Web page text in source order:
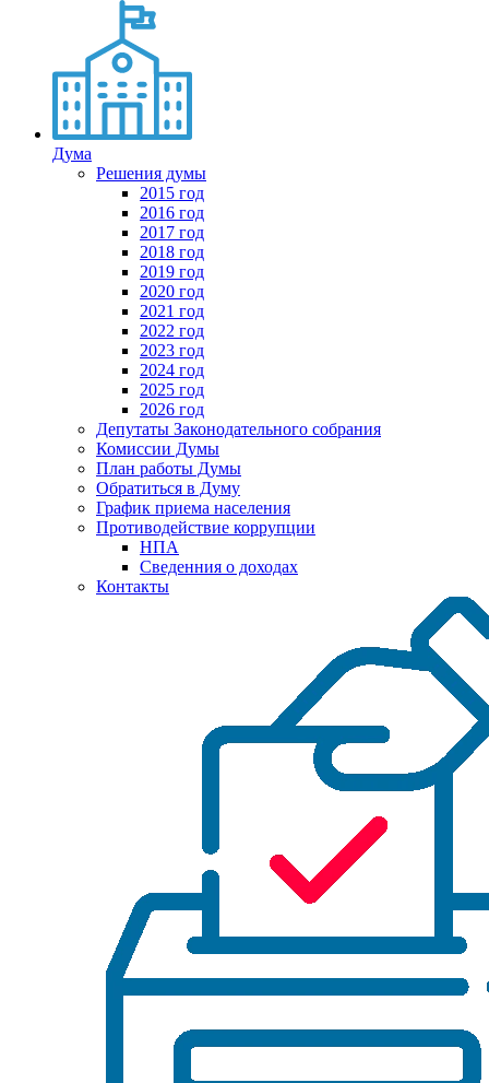
Дума
Решения думы
2015 год
2016 год
2017 год
2018 год
2019 год
2020 год
2021 год
2022 год
2023 год
2024 год
2025 год
2026 год
Депутаты Законодательного собрания
Комиссии Думы
План работы Думы
Обратиться в Думу
График приема населения
Противодействие коррупции
НПА
Сведенния о доходах
Контакты